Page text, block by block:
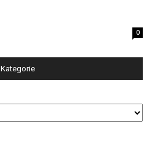
0
Kategorie